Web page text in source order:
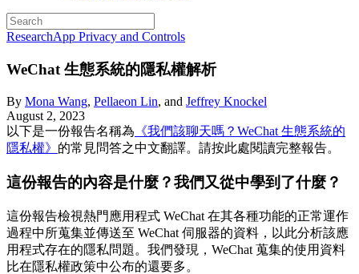
ResearchApp Privacy and Controls
WeChat 生態系統的隱私權解析
By Mona Wang, Pellaeon Lin, and Jeffrey Knockel
August 2, 2023
以下是一份報告名稱為 《我們該聊天嗎？WeChat 生態系統的
隱私權》 的常見問答之中文翻譯。請按此處閱讀完整報告。
這份報告的內容是什麼？我們又從中學到了什麼？
這份報告檢視熱門應用程式 WeChat 在其各種功能的正常運作
過程中所蒐集並傳送至 WeChat 伺服器的資料，以此分析該應
用程式存在的隱私問題。我們發現，WeChat 蒐集的使用資料
比在隱私權政策中公布的還要多。